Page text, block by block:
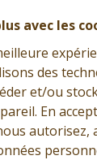
avec les
des
et/ou
En
autorisez,